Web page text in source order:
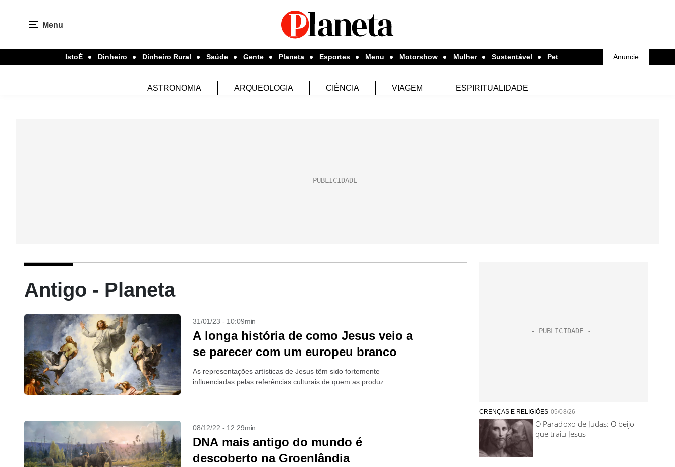
Menu
IstoÉ Dinheiro Dinheiro Rural Saúde Gente Planeta Esportes Menu Motorshow Mulher Sustentável Pet Anuncie
ASTRONOMIA ARQUEOLOGIA CIÊNCIA VIAGEM ESPIRITUALIDADE
Antigo - Planeta
31/01/23 - 10:09min
A longa história de como Jesus veio a
se parecer com um europeu branco
As representações artísticas de Jesus têm sido fortemente
influenciadas pelas referências culturais de quem as produz
08/12/22 - 12:29min
DNA mais antigo do mundo é
descoberto na Groenlândia
CRENÇAS E RELIGIÕES 05/08/26
O Paradoxo de Judas: O beijo
que traiu Jesus